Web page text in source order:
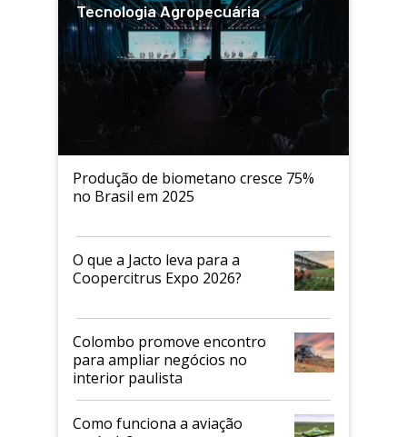
Tecnologia Agropecuária
Produção de biometano cresce 75%
no Brasil em 2025
O que a Jacto leva para a
Coopercitrus Expo 2026?
Colombo promove encontro
para ampliar negócios no
interior paulista
Como funciona a aviação